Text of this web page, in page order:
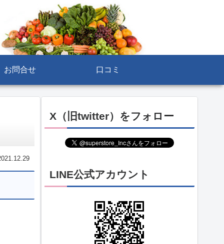
お問合せ 口コミ
X（旧twitter）をフォロー
LINE公式アカウント